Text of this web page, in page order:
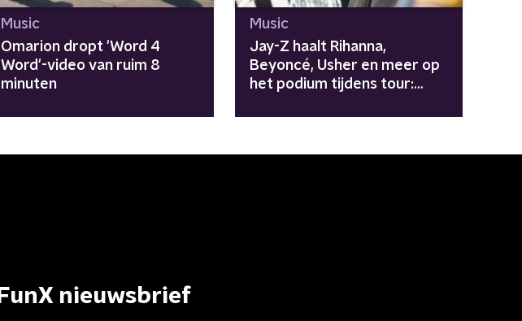
Music
Omarion dropt 'Word 4
Word'-video van ruim 8
minuten
Music
Jay-Z haalt Rihanna,
Beyoncé, Usher en meer op
het podium tijdens tour:
meegenomen"
FunX nieuwsbrief